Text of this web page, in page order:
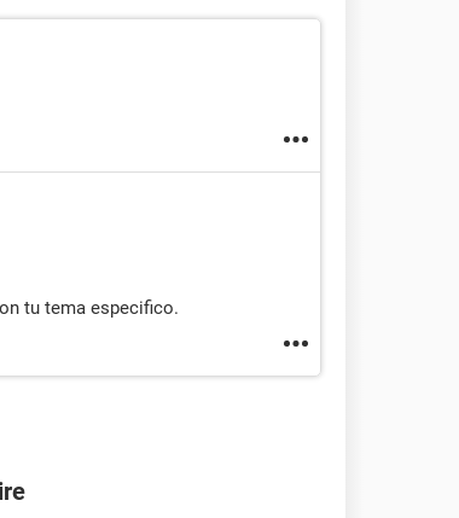
tu tema especifico.